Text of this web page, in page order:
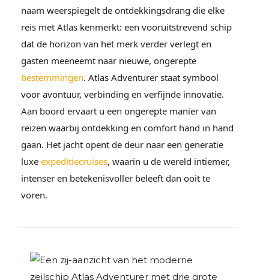
naam weerspiegelt de ontdekkingsdrang die elke
reis met Atlas kenmerkt: een vooruitstrevend schip
dat de horizon van het merk verder verlegt en
gasten meeneemt naar nieuwe, ongerepte
bestemmingen. Atlas Adventurer staat symbool
voor avontuur, verbinding en verfijnde innovatie.
Aan boord ervaart u een ongerepte manier van
reizen waarbij ontdekking en comfort hand in hand
gaan. Het jacht opent de deur naar een generatie
luxe expeditiecruises, waarin u de wereld intiemer,
intenser en betekenisvoller beleeft dan ooit te
voren.